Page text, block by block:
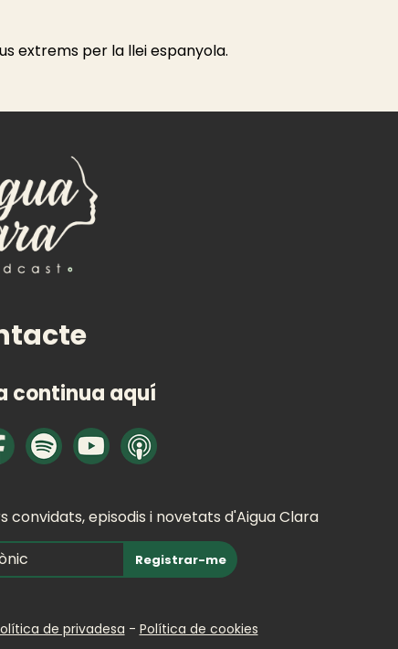
extrems per la llei espanyola.
continua aquí
episodis i novetats d'Aigua Clara
Registrar-me
de privadesa - Política de cookies